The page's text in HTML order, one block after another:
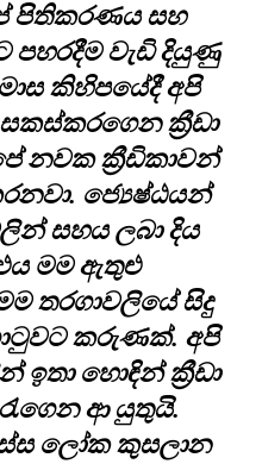
පිතිකරණය සහ
පහරදීම වැඩි දියුණු
කිහිපයේදී අපි
ක්‍රීඩා
නවක ක්‍රීඩිකාවන්
ජ්‍යෙෂ්ඨයන්
සහය ලබා දිය
මම ඇතුළු
තරගාවලියේ සිදු
කරුණක්. අපි
ඉතා හොඳින් ක්‍රීඩා
ආ යුතුයි.
ලෝක කුසලාන